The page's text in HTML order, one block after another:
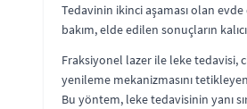
Tedavinin ikinci aşaması olan
bakım, elde edilen sonuçların
Fraksiyonel lazer ile leke tedavisi,
yenileme mekanizmasını
Bu yöntem, leke tedavisinin yanı